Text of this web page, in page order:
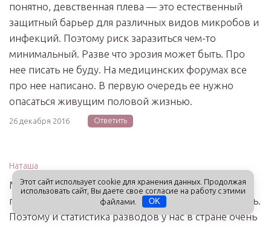
понятно, девственная плева — это естественный
защитный барьер для различных видов микробов и
инфекций. Поэтому риск заразиться чем-то
минимальный. Разве что эрозия может быть. Про
нее писать не буду. На медицинских форумах все
про нее написано. В первую очередь ее нужно
опасаться живущим половой жизнью.
26 декабря 2016 Ответить
Наташа
Многие физическое влечение, симпатию, которые
позже заменяет — привычка, принимают за любовь.
Поэтому и статистика разводов у нас в стране очень
Этот сайт использует cookie для хранения данных. Продолжая
использовать сайт, Вы даете свое согласие на работу с этими
файлами.
OK